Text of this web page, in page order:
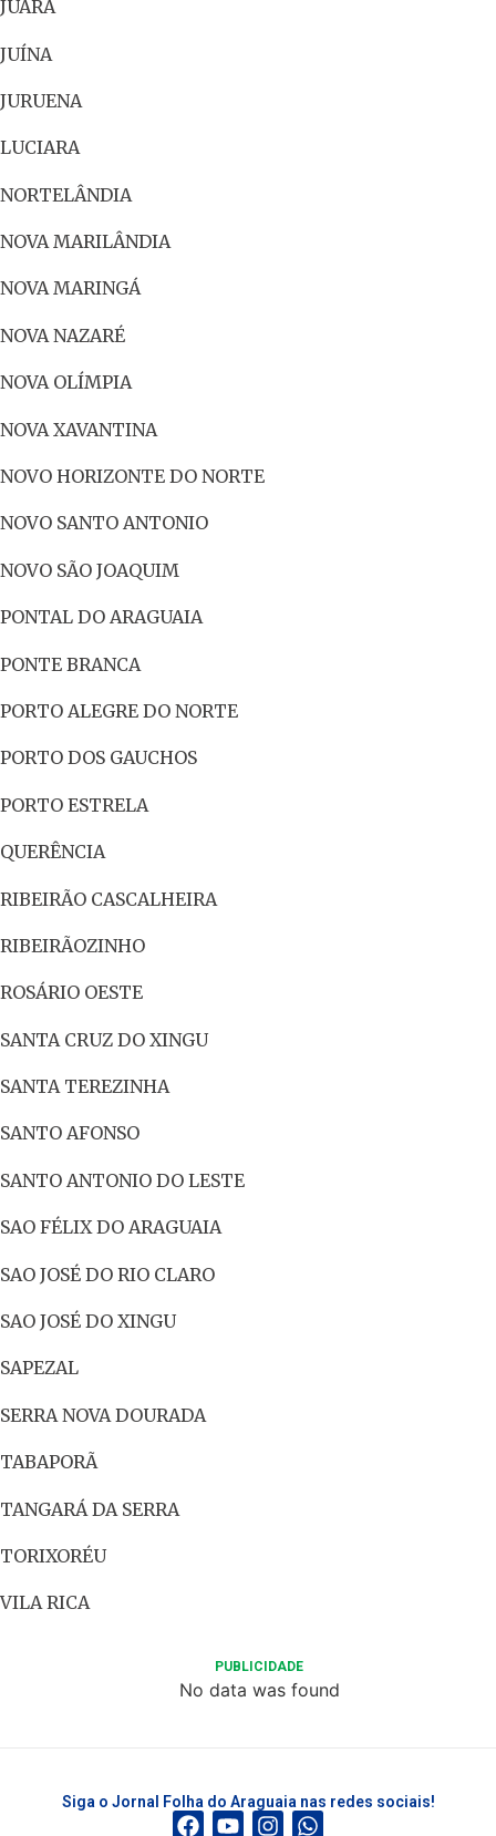
JUARA
JUÍNA
JURUENA
LUCIARA
NORTELÂNDIA
NOVA MARILÂNDIA
NOVA MARINGÁ
NOVA NAZARÉ
NOVA OLÍMPIA
NOVA XAVANTINA
NOVO HORIZONTE DO NORTE
NOVO SANTO ANTONIO
NOVO SÃO JOAQUIM
PONTAL DO ARAGUAIA
PONTE BRANCA
PORTO ALEGRE DO NORTE
PORTO DOS GAUCHOS
PORTO ESTRELA
QUERÊNCIA
RIBEIRÃO CASCALHEIRA
RIBEIRÃOZINHO
ROSÁRIO OESTE
SANTA CRUZ DO XINGU
SANTA TEREZINHA
SANTO AFONSO
SANTO ANTONIO DO LESTE
SAO FÉLIX DO ARAGUAIA
SAO JOSÉ DO RIO CLARO
SAO JOSÉ DO XINGU
SAPEZAL
SERRA NOVA DOURADA
TABAPORÃ
TANGARÁ DA SERRA
TORIXORÉU
VILA RICA
PUBLICIDADE
No data was found
Siga o Jornal Folha do Araguaia nas redes sociais!